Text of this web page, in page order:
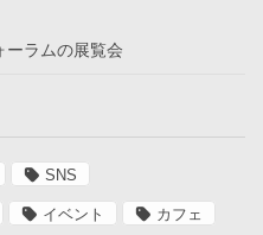
ーラムの展覧会
SNS
イベント カフェ